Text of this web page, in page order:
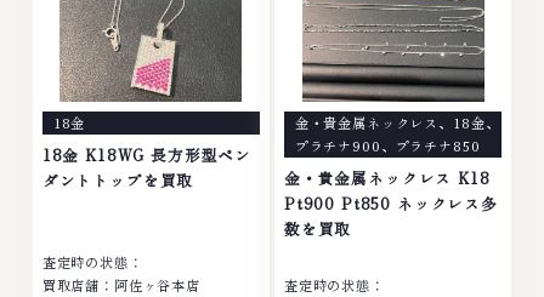
ュエリーや ブランド品・時計等
は特に自信を持って、高額査定を
実現しております。 古くて使わ
なくなってしまったアクセサリ
ー、動かなくなってしまった腕時
計、多くのお品物の高価買取りを
実現しており、他店ではお値段の
付かなかったお品物でも、一点一
～19:00定休日: 年中無休
ブランド品・時計等は特に自信を
持って、高額査定を実現しており
ます。 古くて使わなくなってし
まったアクセサリー、動かなくな
ってしまった腕時計、多くのお品
物の高価買取りを実現しており、
他店ではお値段の付かなかったお
品物でも、一点一点丁寧に無料で
査定します。お気軽にご連絡くだ
さい。TEL: 0120-959-764営
業時間: 10:00～19:00定休日: 年
18金
18金 K18WG 長方形型ペン
ダントトップを買取
査定時の状態：
買取店舗：阿佐ヶ谷本店
金・貴金属ネックレス 、 18金、
プラチナ900、 プラチナ850
金・貴金属ネックレス K18
Pt900 Pt850 ネックレス多
数を買取
査定時の状態：